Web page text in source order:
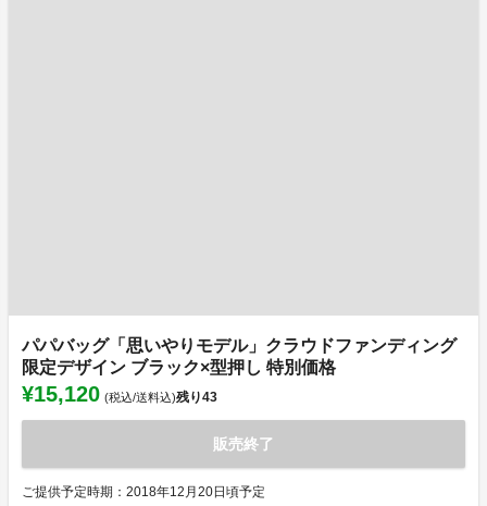
パパバッグ「思いやりモデル」クラウドファンディング
限定デザイン ブラック×型押し 特別価格
¥15,120 (税込/送料込)残り43
販売終了
ご提供予定時期：2018年12月20日頃予定